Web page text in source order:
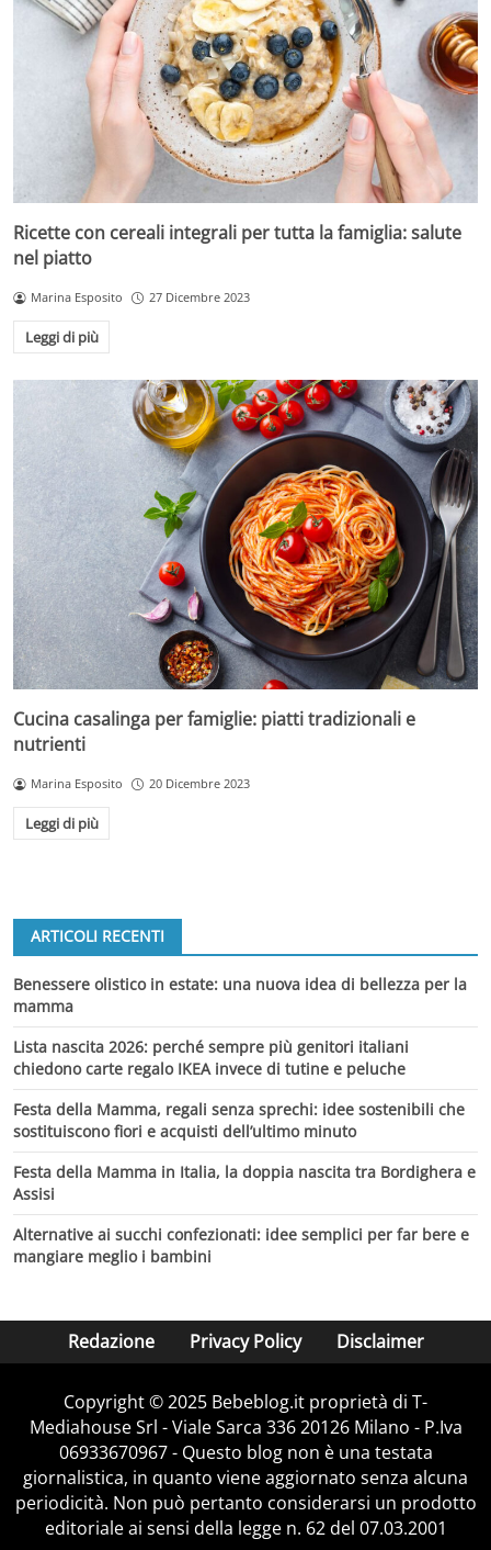
Ricette con cereali integrali per tutta la famiglia: salute
nel piatto
Marina Esposito 27 Dicembre 2023
Leggi di più
Cucina casalinga per famiglie: piatti tradizionali e
nutrienti
Marina Esposito 20 Dicembre 2023
Leggi di più
ARTICOLI RECENTI
Benessere olistico in estate: una nuova idea di bellezza per la
mamma
Lista nascita 2026: perché sempre più genitori italiani
chiedono carte regalo IKEA invece di tutine e peluche
Festa della Mamma, regali senza sprechi: idee sostenibili che
sostituiscono fiori e acquisti dell’ultimo minuto
Festa della Mamma in Italia, la doppia nascita tra Bordighera e
Assisi
Alternative ai succhi confezionati: idee semplici per far bere e
mangiare meglio i bambini
Redazione Privacy Policy Disclaimer
Copyright © 2025 Bebeblog.it proprietà di T-
Mediahouse Srl - Viale Sarca 336 20126 Milano - P.Iva
06933670967 - Questo blog non è una testata
giornalistica, in quanto viene aggiornato senza alcuna
periodicità. Non può pertanto considerarsi un prodotto
editoriale ai sensi della legge n. 62 del 07.03.2001